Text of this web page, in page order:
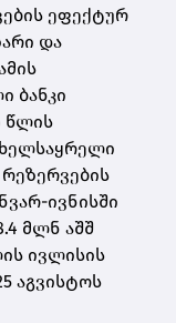
ეფექტურ
და
ბანკი
წლის
ივნისში
მლნ აშშ
ივლისის
აგვისტოს